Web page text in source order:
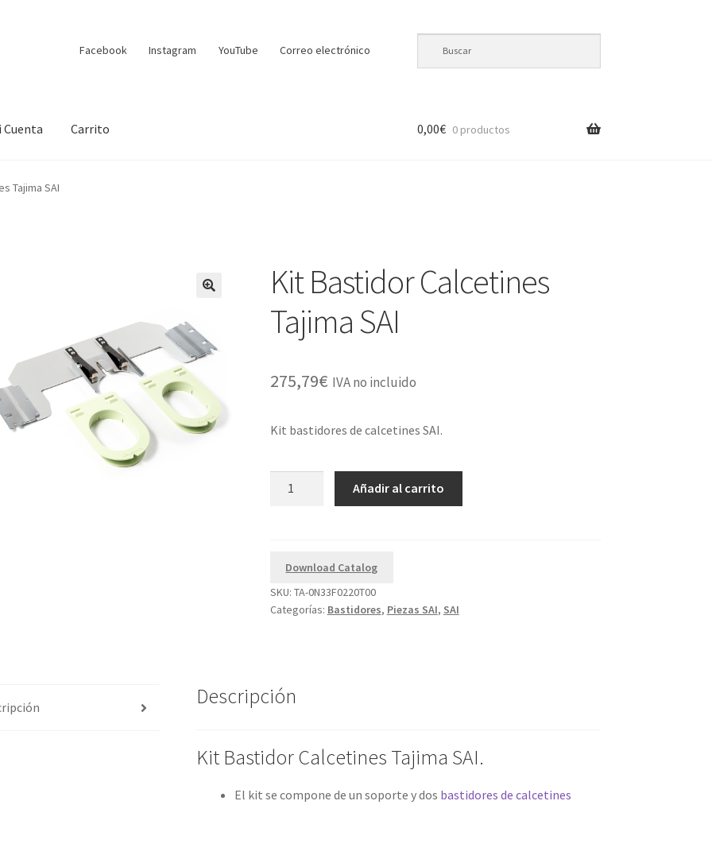
Facebook Instagram YouTube Correo electrónico
Cuenta Carrito 0,00€ 0 productos
Tajima SAI
Kit Bastidor Calcetines
Tajima SAI
275,79€ IVA no incluido
Kit bastidores de calcetines SAI.
Añadir al carrito
Download Catalog
SKU: TA-0N33F0220T00
Categorías: Bastidores, Piezas SAI, SAI
Descripción
Kit Bastidor Calcetines Tajima SAI.
El kit se compone de un soporte y dos bastidores de calcetines